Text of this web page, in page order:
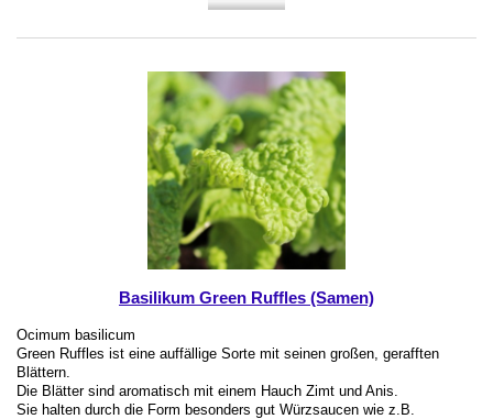
Basilikum Green Ruffles (Samen)
Ocimum basilicum
Green Ruffles ist eine auffällige Sorte mit seinen großen, gerafften
Blättern.
Die Blätter sind aromatisch mit einem Hauch Zimt und Anis.
Sie halten durch die Form besonders gut Würzsaucen wie z.B.